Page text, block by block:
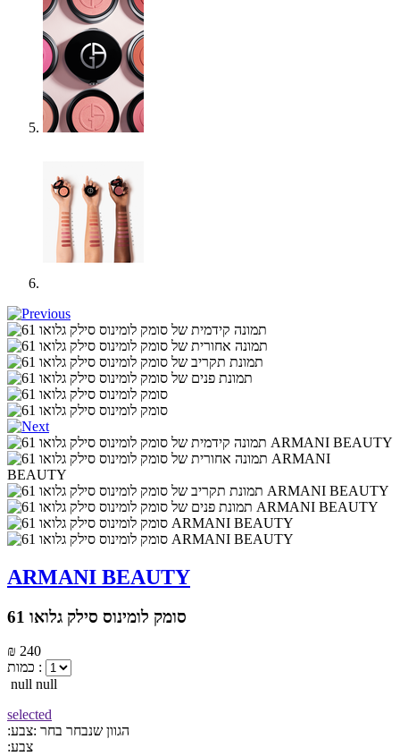
ARMANI BEAUTY
סומק לומינוס סילק גלואו 61
₪ 240
כמות :
null null
selected
:הגוון שנבחר בחר :צבע
:צבע